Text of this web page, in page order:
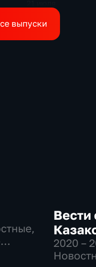
выпуски
Вести
2020 –